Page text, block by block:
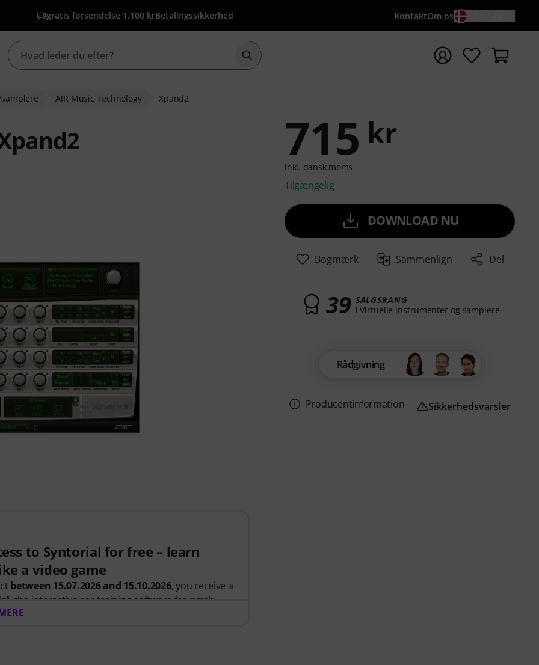
gratis forsendelse 1.100 krBetalingssikkerhed KontaktOm os
Start søgning med søgeord {searchTerm}
AIR Music Technology Xpand2
to Syntorial for free – learn
a video game
between 15.07.2026 and 15.10.2026, you receive a
, the interactive ear-training software for synth
715 kr
inkl. dansk moms
Tilgængelig
DOWNLOAD NU
Bogmærk Sammenlign Del
39 SALGSRANG
i Virtuelle instrumenter og samplere
Rådgivning
Producentinformation Sikkerhedsvarsler